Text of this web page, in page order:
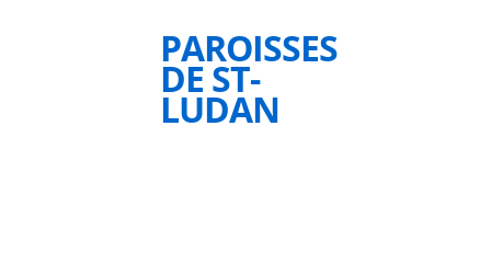
PAROISSES
DE ST-
LUDAN